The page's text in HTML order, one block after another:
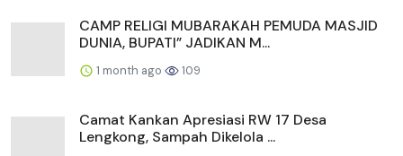
CAMP RELIGI MUBARAKAH PEMUDA MASJID
DUNIA, BUPATI” JADIKAN M...
1 month ago 109
Camat Kankan Apresiasi RW 17 Desa
Lengkong, Sampah Dikelola ...